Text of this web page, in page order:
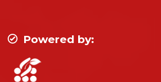
Powered by: